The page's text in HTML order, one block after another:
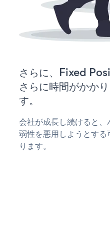
さらに、Fixed
さらに時間がかか
す。
会社が成長し続けると
弱性を悪用しようとす
ります。